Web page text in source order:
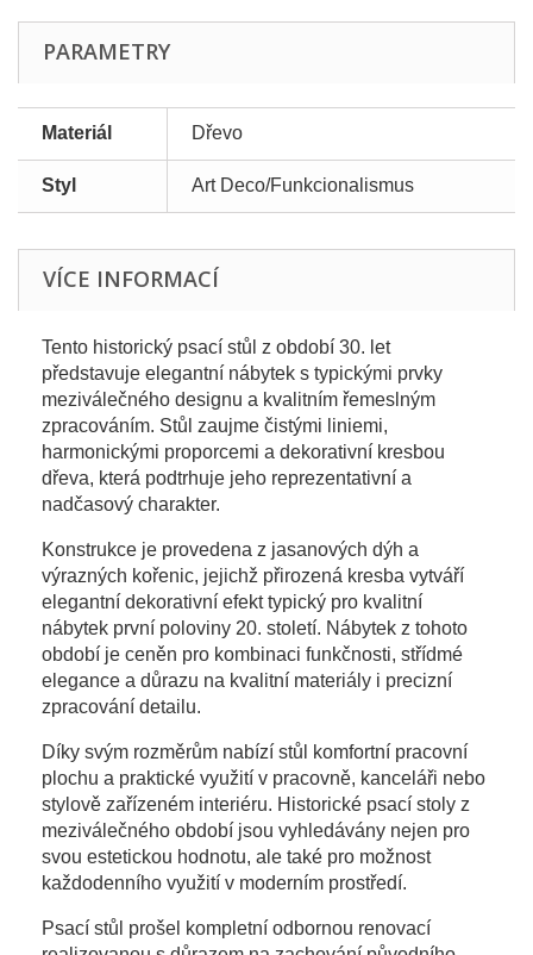
PARAMETRY
Materiál Dřevo
Styl Art Deco/Funkcionalismus
VÍCE INFORMACÍ
Tento historický psací stůl z období 30. let
představuje elegantní nábytek s typickými prvky
meziválečného designu a kvalitním řemeslným
zpracováním. Stůl zaujme čistými liniemi,
harmonickými proporcemi a dekorativní kresbou
dřeva, která podtrhuje jeho reprezentativní a
nadčasový charakter.
Konstrukce je provedena z jasanových dýh a
výrazných kořenic, jejichž přirozená kresba vytváří
elegantní dekorativní efekt typický pro kvalitní
nábytek první poloviny 20. století. Nábytek z tohoto
období je ceněn pro kombinaci funkčnosti, střídmé
elegance a důrazu na kvalitní materiály i precizní
zpracování detailu.
Díky svým rozměrům nabízí stůl komfortní pracovní
plochu a praktické využití v pracovně, kanceláři nebo
stylově zařízeném interiéru. Historické psací stoly z
meziválečného období jsou vyhledávány nejen pro
svou estetickou hodnotu, ale také pro možnost
každodenního využití v moderním prostředí.
Psací stůl prošel kompletní odbornou renovací